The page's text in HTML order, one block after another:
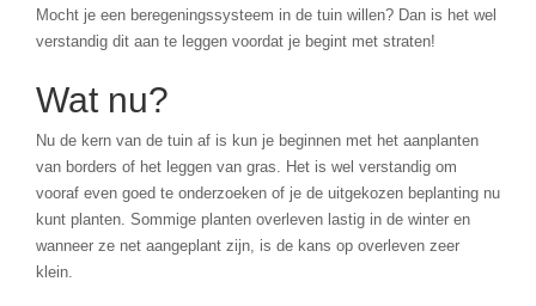
Mocht je een beregeningssysteem in de tuin willen? Dan is het wel
verstandig dit aan te leggen voordat je begint met straten!
Wat nu?
Nu de kern van de tuin af is kun je beginnen met het aanplanten
van borders of het leggen van gras. Het is wel verstandig om
vooraf even goed te onderzoeken of je de uitgekozen beplanting nu
kunt planten. Sommige planten overleven lastig in de winter en
wanneer ze net aangeplant zijn, is de kans op overleven zeer
klein.